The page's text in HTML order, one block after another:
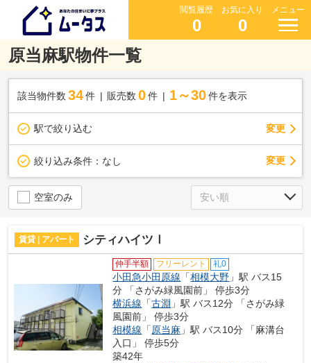
閲覧履歴
0
お気に入り
0
メニュー
原当麻駅物件一覧
該当物件数 34件 販売数 0 件 1～30 件を表示
駅で絞り込む 変更
絞り込み条件： なし 変更
空室のみ
賃貸 | アパート シティハイツⅠ
仲手半額 フリーレント 礼0
小田急小田原線 「相模大野 」駅 バス15
分 「さがみ緑風園前」 停歩3分
横浜線 「古淵 」駅 バス12分 「さがみ緑
風園前」 停歩3分
相模線 「原当麻 」駅 バス10分 「麻溝台
入口」 停歩5分
築42年